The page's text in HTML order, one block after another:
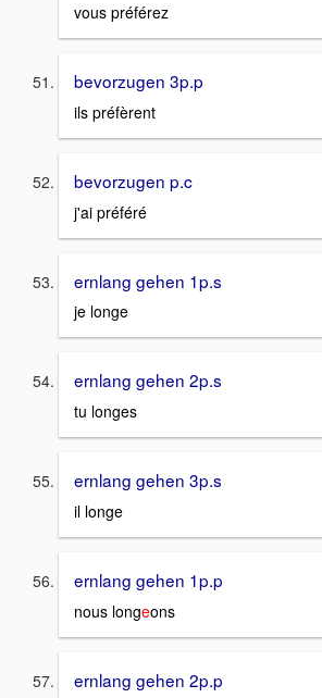
vous préférez
bevorzugen 3p.p
ils préfèrent
bevorzugen p.c
j'ai préféré
ernlang gehen 1p.s
je longe
ernlang gehen 2p.s
tu longes
ernlang gehen 3p.s
il longe
ernlang gehen 1p.p
nous longeons
ernlang gehen 2p.p